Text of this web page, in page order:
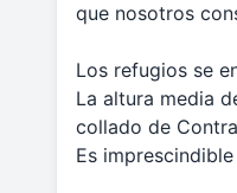
que nosotros
Los refugios se
La altura media
collado de
Es